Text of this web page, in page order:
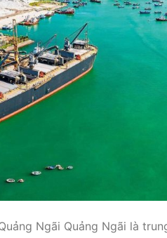
Ngãi Quảng Ngãi là